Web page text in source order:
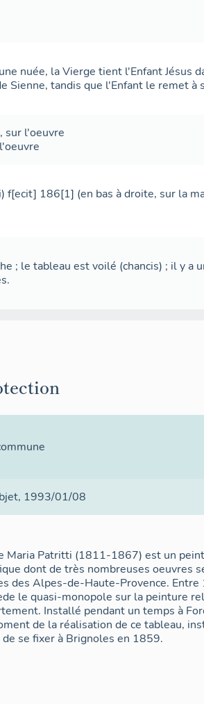
nuée, la Vierge tient l'Enfant Jésus
Sienne, tandis que l'Enfant le remet à
, sur l'oeuvre
f[ecit] 186[1] (en bas à droite, sur la
; le tableau est voilé (chancis) ; il y a
, 1993/01/08
Maria Patritti (1811-1867) est un
dont de très nombreuses oeuvres
des Alpes-de-Haute-Provence.
le quasi-monopole sur la peinture
Installé pendant un temps à
de la réalisation de ce tableau,
de se fixer à Brignoles en 1859.